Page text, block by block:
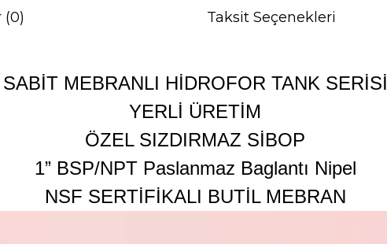
(0) Taksit Seçenekleri
SABİT MEBRANLI HİDROFOR TANK SERİSİ
YERLİ ÜRETİM
ÖZEL SIZDIRMAZ SİBOP
1” BSP/NPT Paslanmaz Baglantı Nipel
NSF SERTİFİKALI BUTİL MEBRAN